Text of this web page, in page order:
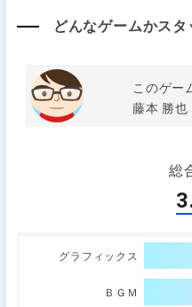
どんなゲームかスタ
このゲー
藤本 勝也
総
グラフィックス
ＢＧＭ